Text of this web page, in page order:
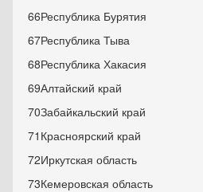
66Республика Бурятия
67Республика Тыва
68Республика Хакасия
69Алтайский край
70Забайкальский край
71 Красноярский край
72Иркутская область
73Кемеровская область